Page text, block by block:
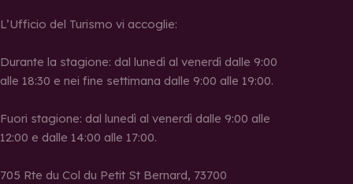
L’Ufficio del Turismo vi accoglie:
Durante la stagione: dal lunedì al venerdì dalle 9:00
alle 18:30 e nei fine settimana dalle 9:00 alle 19:00.
Fuori stagione: dal lunedì al venerdì dalle 9:00 alle
12:00 e dalle 14:00 alle 17:00.
705 Rte du Col du Petit St Bernard, 73700